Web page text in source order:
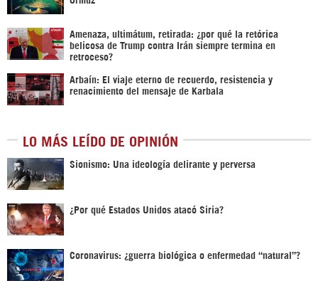
Amenaza, ultimátum, retirada: ¿por qué la retórica
belicosa de Trump contra Irán siempre termina en
retroceso?
Arbaín: El viaje eterno de recuerdo, resistencia y
renacimiento del mensaje de Karbala
LO MÁS LEÍDO DE OPINIÓN
Sionismo: Una ideología delirante y perversa
¿Por qué Estados Unidos atacó Siria?
Coronavirus: ¿guerra biológica o enfermedad “natural”?